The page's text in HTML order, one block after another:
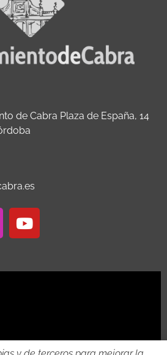
de Cabra Plaza de España, 14